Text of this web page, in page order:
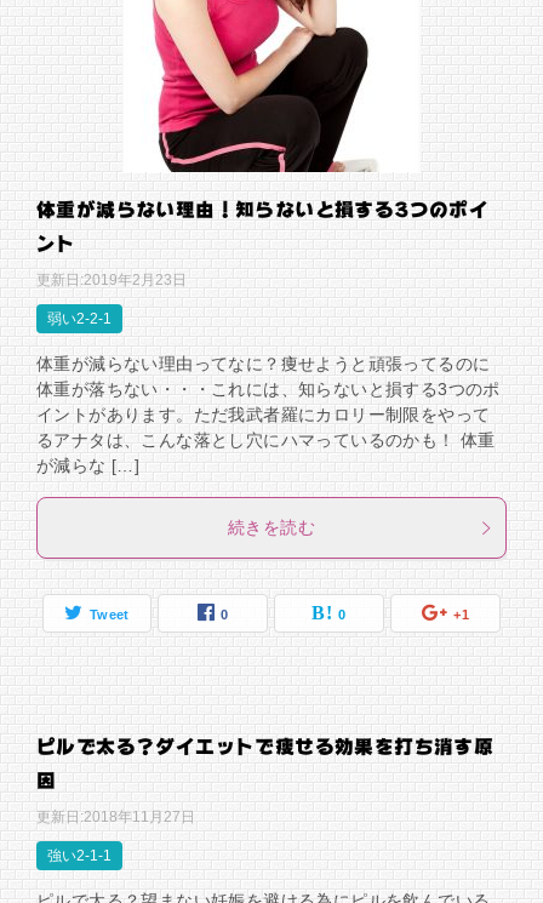
体重が減らない理由！知らないと損する3つのポイ
ント
更新日:2019年2月23日
弱い2-2-1
体重が減らない理由ってなに？痩せようと頑張ってるのに
体重が落ちない・・・これには、知らないと損する3つのポ
イントがあります。ただ我武者羅にカロリー制限をやって
るアナタは、こんな落とし穴にハマっているのかも！ 体重
が減らな […]
続きを読む
Tweet 0 0 +1
ピルで太る？ダイエットで痩せる効果を打ち消す原
因
更新日:2018年11月27日
強い2-1-1